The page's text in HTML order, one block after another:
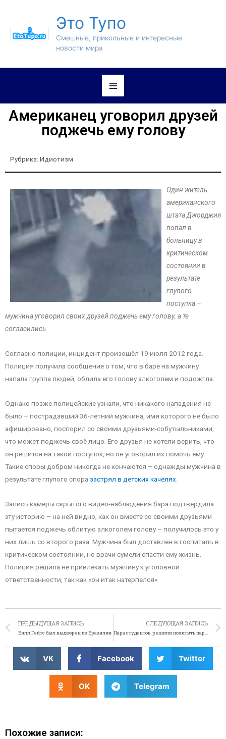
Это Тупо
Смешные, прикольные и интересные
новости мира
Американец уговорил друзей
поджечь ему голову
Рубрика: Идиотизм
Один житель
американского
штата Джорджия
попал в
больницу в
критическом
состоянии в
результате
глупого
поступка –
мужчина уговорил своих друзей поджечь ему голову, а те
согласились.
Согласно полиции, инцидент произошёл 19 июля 2012 года.
Полиция получила сообщение о том, что в баре на мужчину
напала группа людей, облила его голову алкоголем и подожгла.
Однако позже полицейские узнали, что никакого нападения не
было – пострадавший 36-летний мужчина, имя которого не было
афишировано, поспорил со своими друзьями-собутыльниками,
что может поджечь своё лицо. Его друзья не хотели верить, что
он решится на такой поступок, но он уговорил их помочь ему.
Такие споры добром никогда не кончаются – однажды мужчина в
результате глупого спора застрял в детских качелях
Запись камеры скрытого видео-наблюдения бара подтвердила
эту историю – на ней видно, как он вместе со своими друзьями
пытается поджечь облитую алкоголем голову – получилось это у
них лишь со второго раза. Мужчина был доставлен в госпиталь в
критическом состоянии, но врачи сумели спасти ему жизнь.
Полиция решила не привлекать мужчину к уголовной
ответственности, так как «он итак натерпелся».
ПРЕДЫДУЩАЯ ЗАПИСЬ
Билл Гейтс был выдворен из Бразилии
СЛЕДУЮЩАЯ ЗАПИСЬ
Пара студентов, решили похитить пару аллигаторов
VK Facebook Twitter
OK Telegram
Похожие записи: